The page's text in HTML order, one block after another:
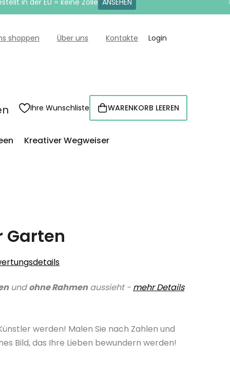
in der EU = keine Zölle ANSEHEN
shoppen Über uns Kontakte Login
Ihre Wunschliste WARENKORB
WARENKORB LEEREN
Kreativer Wegweiser
Garten
undohne Rahmenaussieht - mehr Details
werden! Malen Sie nach Zahlen und
Bild, das Ihre Lieben bewundern werden!